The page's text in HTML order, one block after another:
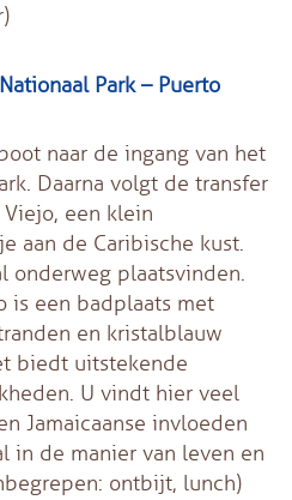
Park – Puerto
naar de ingang van het
Daarna volgt de transfer
Viejo, een klein
aan de Caribische kust.
onderweg plaatsvinden.
is een badplaats met
en kristalblauw
biedt uitstekende
U vindt hier veel
Jamaicaanse invloeden
in de manier van leven en
ontbijt, lunch)